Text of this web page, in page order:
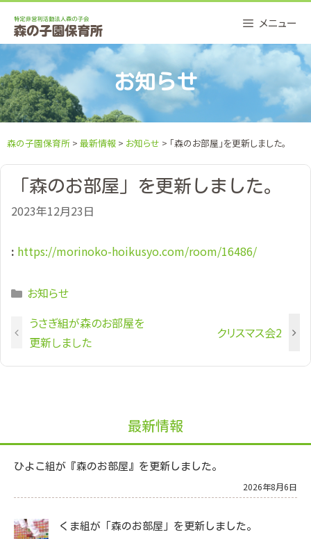
content
メニュー
お知らせ
森の子園保育所 > 最新情報 > お知らせ > 「森のお部屋」を更新しました。
「森のお部屋」を更新しました。
2023年12月23日
: https://morinoko-hoikusyo.com/room/16486/
Categories
お知らせ
うさぎ組が森のお部屋を
更新しました
クリスマス会2
最新情報
ひよこ組が『森のお部屋』を更新しました。
2026年8月6日
くま組が「森のお部屋」を更新しました。